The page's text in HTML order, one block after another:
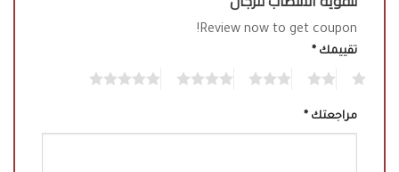
Review now to get coupon!
تقييمك *
مراجعتك *